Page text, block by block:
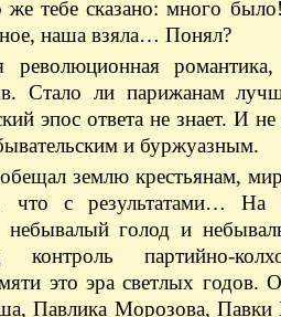
тебе сказано: много
наша взяла… Понял?
революционная
Стало ли парижанам
эпос ответа не знает. И
и буржуазным.
землю крестьянам,
что с результатами… На
голод и
контроль партийно-
это эра светлых годов.
Павлика Морозова, Павки